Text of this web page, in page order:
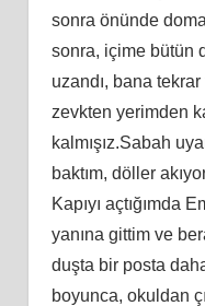
sonra önünde
sonra, içime bütün
uzandı, bana
zevkten yerimden
kalmışız.Sabah
baktım, döller
Kapıyı açtığımda
yanına gittim ve
duşta bir posta
boyunca, okuldan